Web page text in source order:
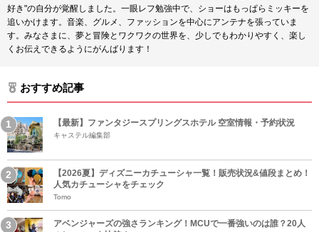
好き"の自分が覚醒しました。一眼レフ勉強中で、ショーはもっぱらミッキーを
追いかけます。音楽、グルメ、ファッションを中心にアンテナを張っていま
す。みなさまに、夢と冒険とワクワクの世界を、少しでもわかりやすく、楽し
くお伝えできるようにがんばります！
おすすめ記事
【最新】ファンタジースプリングスホテル 空室情報・予約状況
キャステル編集部
【2026夏】ディズニーカチューシャ一覧！販売状況&値段まとめ！
人気カチューシャをチェック
Tomo
アベンジャーズの強さランキング！MCUで一番強いのは誰？20人